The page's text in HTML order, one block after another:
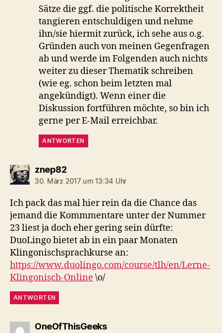
Sätze die ggf. die politische Korrektheit
tangieren entschuldigen und nehme
ihn/sie hiermit zurück, ich sehe aus o.g.
Gründen auch von meinen Gegenfragen
ab und werde im Folgenden auch nichts
weiter zu dieser Thematik schreiben
(wie eg. schon beim letzten mal
angekündigt). Wenn einer die
Diskussion fortführen möchte, so bin ich
gerne per E-Mail erreichbar.
ANTWORTEN
znep82sagt:
30. März 2017 um 13:34 Uhr
Ich pack das mal hier rein da die Chance das
jemand die Kommmentare unter der Nummer
23 liest ja doch eher gering sein dürfte:
DuoLingo bietet ab in ein paar Monaten
Klingonischsprachkurse an:
https://www.duolingo.com/course/tlh/en/Lerne-
Klingonisch-Online \o/
ANTWORTEN
OneOfThisGeekssagt: